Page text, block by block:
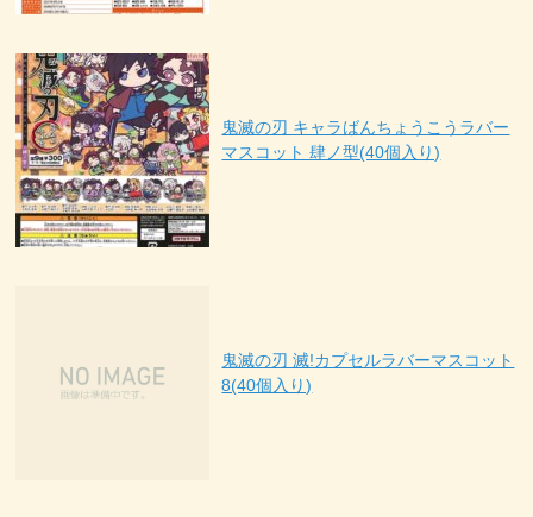
鬼滅の刃 キャラばんちょうこうラバー
マスコット 肆ノ型(40個入り)
鬼滅の刃 滅!カプセルラバーマスコット
8(40個入り)